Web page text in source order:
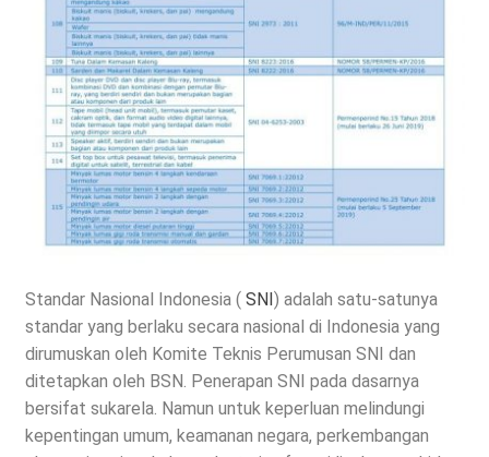
Standar Nasional Indonesia ( SNI ) adalah satu-satunya
standar yang berlaku secara nasional di Indonesia yang
dirumuskan oleh Komite Teknis Perumusan SNI dan
ditetapkan oleh BSN. Penerapan SNI pada dasarnya
bersifat sukarela. Namun untuk keperluan melindungi
kepentingan umum, keamanan negara, perkembangan